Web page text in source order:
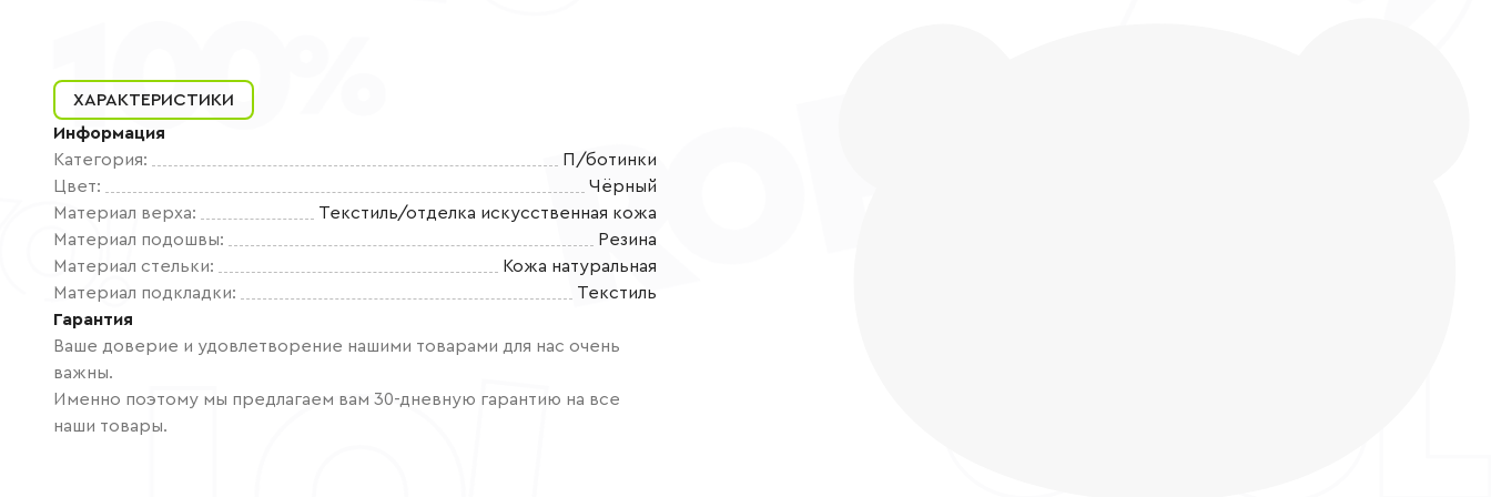
ХАРАКТЕРИСТИКИ
Информация
Категория:
П/ботинки
Цвет:
Чёрный
Материал верха:
Текстиль/отделка искусственная кожа
Материал подошвы:
Резина
Материал стельки:
Кожа натуральная
Материал подкладки:
Текстиль
Гарантия
Ваше доверие и удовлетворение нашими товарами для нас очень
важны.
Именно поэтому мы предлагаем вам 30-дневную гарантию на все
наши товары.